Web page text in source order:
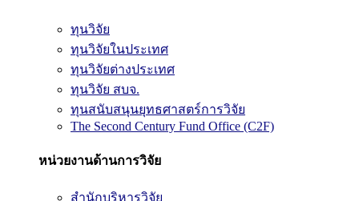
ทุนวิจัย
ทุนวิจัยในประเทศ
ทุนวิจัยต่างประเทศ
ทุนวิจัย สบจ.
ทุนสนับสนุนยุทธศาสตร์การวิจัย
The Second Century Fund Office (C2F)
หน่วยงานด้านการวิจัย
สำนักบริหารวิจัย